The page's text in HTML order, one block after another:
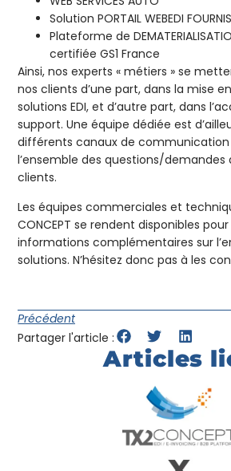
Solution PORTAIL WEBEDI
Plateforme de
certifiée GS1 France
Ainsi, nos experts « métiers » se
nos clients d’une part, dans la mise
solutions EDI, et d’autre part, dans
support. Une équipe dédiée est
différents canaux de communication
l’ensemble des questions/
clients.
Les équipes commerciales et
CONCEPT se rendent disponibles
informations complémentaires sur
solutions. N’hésitez donc pas à les
Précédent
Partager l'article :
Articles